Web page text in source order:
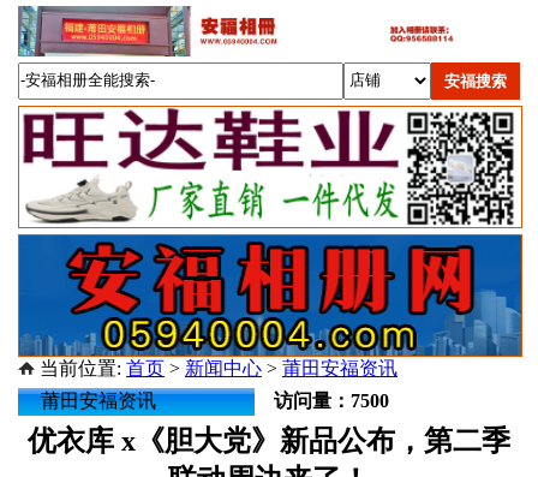
当前位置: 首页 > 新闻中心 > 莆田安福资讯
莆田安福资讯
访问量：7500
优衣库 x《胆大党》新品公布，第二季